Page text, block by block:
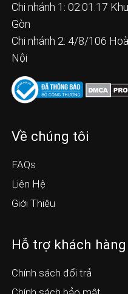
Chi nhánh 1: 02.01.17
Gòn
Chi nhánh 2: 4/8/106
Nội
Về chúng tôi
FAQs
Liên Hệ
Giới Thiệu
Hỗ trợ khách hàng
Chính sách đổi trả